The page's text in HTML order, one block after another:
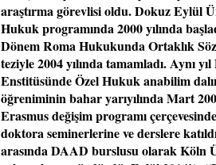
araştırma görevlisi oldu. Dokuz Eylül
Hukuk programında 2000 yılında
Dönem Roma Hukukunda Ortaklık
teziyle 2004 yılında tamamladı. Aynı
Enstitüsünde Özel Hukuk anabilim
öğreniminin bahar yarıyılında Mart
Erasmus değişim programı
doktora seminerlerine ve derslere
arasında DAAD burslusu olarak Köln